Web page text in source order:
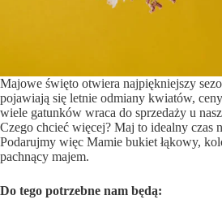
Majowe święto otwiera najpiękniejszy
pojawiają się letnie odmiany kwiatów,
wiele gatunków wraca do sprzedaży u
Czego chcieć więcej? Maj to idealny czas
Podarujmy więc Mamie bukiet łąkowy,
pachnący majem.
Do tego potrzebne nam będą: